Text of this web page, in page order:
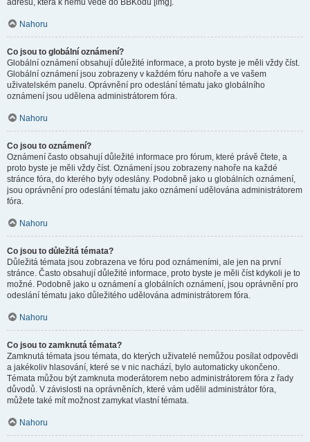
adresu, která k němu vede do BBKódu [img].
Nahoru
Co jsou to globální oznámení?
Globální oznámení obsahují důležité informace, a proto byste je měli vždy číst.
Globální oznámení jsou zobrazeny v každém fóru nahoře a ve vašem
uživatelském panelu. Oprávnění pro odeslání tématu jako globálního
oznámení jsou udělena administrátorem fóra.
Nahoru
Co jsou to oznámení?
Oznámení často obsahují důležité informace pro fórum, které právě čtete, a
proto byste je měli vždy číst. Oznámení jsou zobrazeny nahoře na každé
stránce fóra, do kterého byly odeslány. Podobně jako u globálních oznámení,
jsou oprávnění pro odeslání tématu jako oznámení udělována administrátorem
fóra.
Nahoru
Co jsou to důležitá témata?
Důležitá témata jsou zobrazena ve fóru pod oznámeními, ale jen na první
stránce. Často obsahují důležité informace, proto byste je měli číst kdykoli je to
možné. Podobně jako u oznámení a globálních oznámení, jsou oprávnění pro
odeslání tématu jako důležitého udělována administrátorem fóra.
Nahoru
Co jsou to zamknutá témata?
Zamknutá témata jsou témata, do kterých uživatelé nemůžou posílat odpovědi
a jakékoliv hlasování, které se v nic nachází, bylo automaticky ukončeno.
Témata můžou být zamknuta moderátorem nebo administrátorem fóra z řady
důvodů. V závislosti na oprávněních, které vám udělil administrátor fóra,
můžete také mít možnost zamykat vlastní témata.
Nahoru